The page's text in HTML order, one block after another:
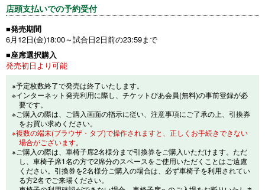
店頭支払いでの予約受付
■発売期間
6月12日(金)18:00～試合日2日前の23:59まで
■座席選択購入
発売初日より可能
※予定枚数終了で発売は終了いたします。
※インターネット発売利用に際し、チケットぴあ会員(無料)の事前登録が必
要です。
※ご購入の際は、ご購入画面の指示に従い、注意事項にご了承の上、引換券
をお買い求めください。
※複数の端末(ブラウザ・タブ)で操作されますと、正しくお手続きできない
場合がございます。
※ご購入の際は、車椅子席2名様分まで引換券をご購入いただけます。ただ
し、車椅子席1名の方で2席分のスペースをご使用いただくことはご遠慮
ください。引換券を2名様分ご購入の場合は、必ず車椅子を利用されてい
る方2名でご来場ください。